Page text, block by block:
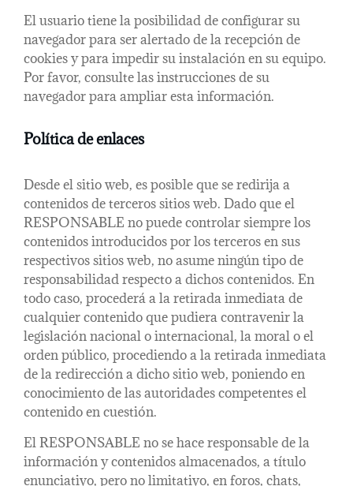
El usuario tiene la posibilidad de configurar su
navegador para ser alertado de la recepción de
cookies y para impedir su instalación en su equipo.
Por favor, consulte las instrucciones de su
navegador para ampliar esta información.
Política de enlaces
Desde el sitio web, es posible que se redirija a
contenidos de terceros sitios web. Dado que el
RESPONSABLE no puede controlar siempre los
contenidos introducidos por los terceros en sus
respectivos sitios web, no asume ningún tipo de
responsabilidad respecto a dichos contenidos. En
todo caso, procederá a la retirada inmediata de
cualquier contenido que pudiera contravenir la
legislación nacional o internacional, la moral o el
orden público, procediendo a la retirada inmediata
de la redirección a dicho sitio web, poniendo en
conocimiento de las autoridades competentes el
contenido en cuestión.
El RESPONSABLE no se hace responsable de la
información y contenidos almacenados, a título
enunciativo, pero no limitativo, en foros, chats,